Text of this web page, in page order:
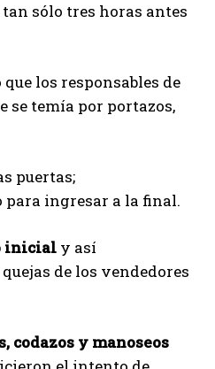
sólo tres horas antes
los responsables de
se temía por portazos,
puertas;
para ingresar a la final.
inicial y así
de los vendedores
codazos y manoseos